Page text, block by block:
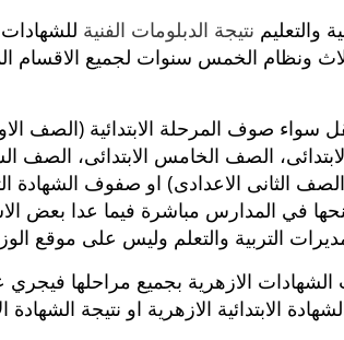
والتعليم نتيجة الدبلومات الفنية
ونظام الخمس سنوات لجميع الاقسام
سواء صوف المرحلة الابتدائية (الصف
الابتدائى، الصف الخامس الابتدائى،
الثانى الاعدادى) او صفوف الشهادة
في المدارس مباشرة فيما عدا بعض
التربية والتعلم وليس على موقع
الشهادات الازهرية بجميع مراحلها
الابتدائية الازهرية او نتيجة الشهادة